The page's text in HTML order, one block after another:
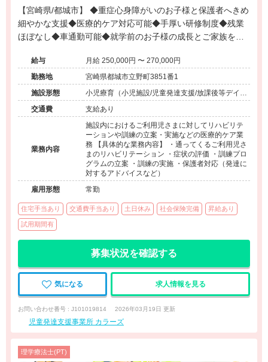
【宮崎県/都城市】 ◆重症心身障がいのお子様と保護者へきめ
細やかな支援◆医療的ケア対応可能◆手厚い研修制度◆残業
ほぼなし◆車通勤可能◆就学前のお子様の成長とご家族を支
給与
月給 250,000円 〜 270,000円
勤務地
宮崎県都城市立野町3851番1
施設形態
小児療育（小児施設/児童発達支援/放課後等デイサ
ービス）
交通費 支給あり
業務内容
施設内におけるご利用児さまに対してリハビリテ
ーションや訓練の立案・実施などの医療的ケア業
務 【具体的な業務内容】 ・通ってくるご利用児さ
まのリハビリテーション ・症状の評価 ・訓練プロ
グラムの立案 ・訓練の実施 ・保護者対応（発達に
対するアドバイスなど）
雇用形態
常勤
住宅手当あり 交通費手当あり 土日休み 社会保険完備 昇給あり
試用期間有
募集状況を確認する
気になる 求人情報を見る
お問い合わせ番号 : J101019814 2026年03月19日 更新
児童発達支援事業所 カラーズ
理学療法士(PT)